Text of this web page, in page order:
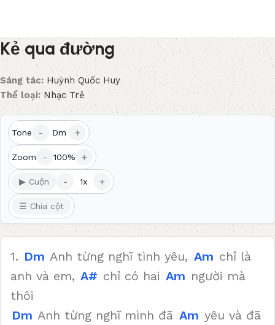
Kẻ qua đường
Sáng tác: Huỳnh Quốc Huy
Thể loại: Nhạc Trẻ
Tone - Dm +
Zoom - 100% +
▶ Cuộn - 1x +
☰ Chia cột
1. Dm Anh từng nghĩ tình yêu, Am chỉ là
anh và em, A# chỉ có hai Am người mà
thôi
Dm Anh từng nghĩ mình đã Am yêu và đã